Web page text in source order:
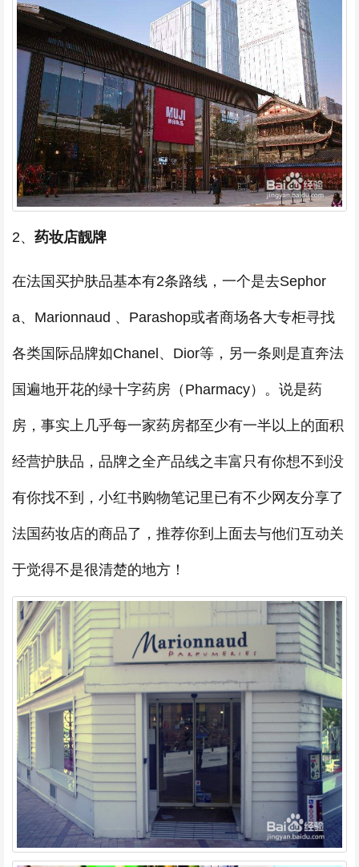
2、 药妆店靓牌
在法国买护肤品基本有2条路线，一个是去Sephor
a、Marionnaud 、Parashop或者商场各大专柜寻找
各类国际品牌如Chanel、Dior等，另一条则是直奔法
国遍地开花的绿十字药房（Pharmacy）。说是药
房，事实上几乎每一家药房都至少有一半以上的面积
经营护肤品，品牌之全产品线之丰富只有你想不到没
有你找不到，小红书购物笔记里已有不少网友分享了
法国药妆店的商品了，推荐你到上面去与他们互动关
于觉得不是很清楚的地方！